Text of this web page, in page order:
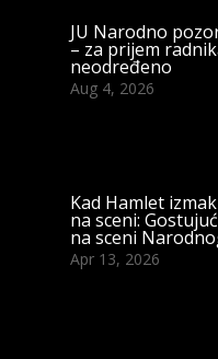
JU Narodno
– za prijem
neodređeno
Aug 4, 2026
Kad Hamlet
na sceni:
na sceni
Apr 13, 2026